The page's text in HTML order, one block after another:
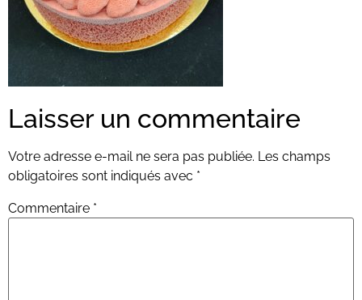
Laisser un commentaire
Votre adresse e-mail ne sera pas publiée. Les champs
obligatoires sont indiqués avec *
Commentaire *